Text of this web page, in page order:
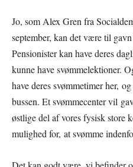
Jo, som Alex Gren fra
september, kan det være til
Pensionister kan have deres
kunne have svømmelektioner.
have deres svømmetimer her,
bussen. Et svømmecenter vil
østlige del af vores fysisk store
mulighed for, at svømme